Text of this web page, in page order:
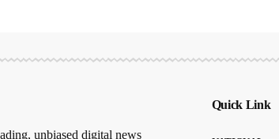
unbiased digital news
Quick Link